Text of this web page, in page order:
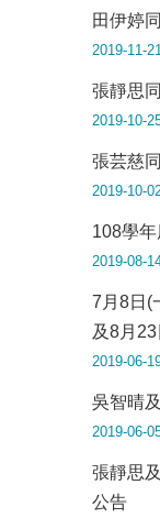
田伊婷
2019-11-
張靜思
2019-10-
張芸慈
2019-10-
108學
2019-08-
7月8日(
及8月
2019-06-
吳智晴
2019-06-
張靜思
公告